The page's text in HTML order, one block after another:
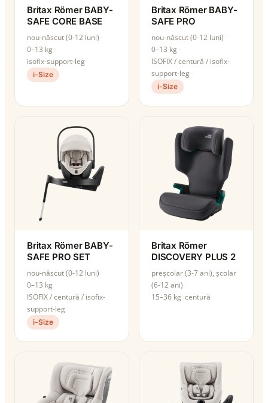
Britax Römer BABY-
SAFE CORE BASE
nou-născut (0-12 luni)
0–13 kg
isofix-support-leg
i-Size
Britax Römer BABY-
SAFE PRO
nou-născut (0-12 luni)
0–13 kg
ISOFIX / centură / isofix-
support-leg
i-Size
Britax Römer BABY-
SAFE PRO SET
nou-născut (0-12 luni)
0–13 kg
ISOFIX / centură / isofix-
support-leg
i-Size
Britax Römer
DISCOVERY PLUS 2
preșcolar (3-7 ani), școlar
(6-12 ani)
15–36 kg centură